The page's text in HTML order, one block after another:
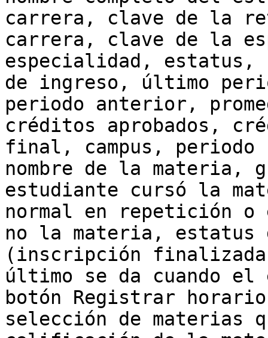
carrera, clave de la
carrera, clave de la
especialidad, estatus,
de ingreso, último
periodo anterior,
créditos aprobados,
final, campus,
nombre de la materia,
estudiante cursó la
normal en repetición
no la materia, estatus
(inscripción
último se da cuando
botón Registrar
selección de materias